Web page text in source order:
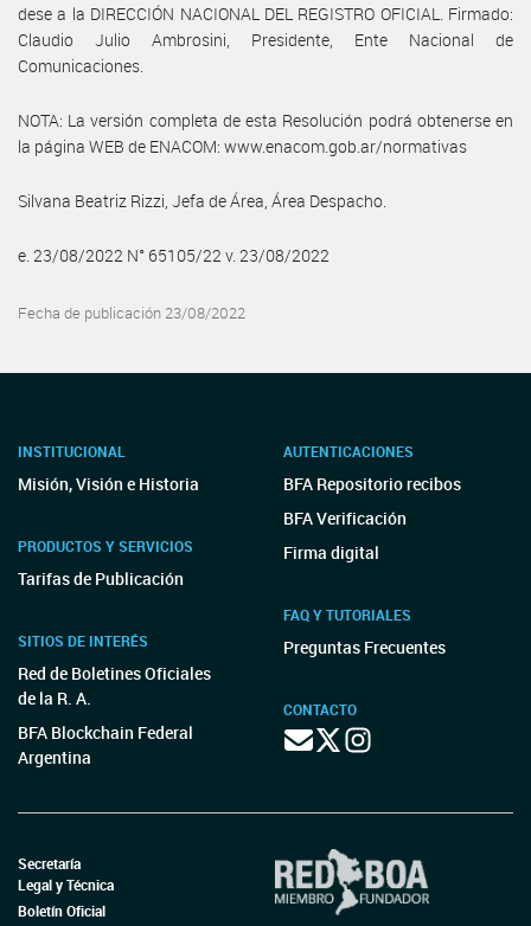
dese a la DIRECCIÓN NACIONAL DEL REGISTRO OFICIAL. Firmado:
Claudio Julio Ambrosini, Presidente, Ente Nacional de
Comunicaciones.
NOTA: La versión completa de esta Resolución podrá obtenerse en
la página WEB de ENACOM: www.enacom.gob.ar/normativas
Silvana Beatriz Rizzi, Jefa de Área, Área Despacho.
e. 23/08/2022 N° 65105/22 v. 23/08/2022
Fecha de publicación 23/08/2022
INSTITUCIONAL
Misión, Visión e Historia
PRODUCTOS Y SERVICIOS
Tarifas de Publicación
SITIOS DE INTERÉS
Red de Boletines Oficiales
de la R. A.
BFA Blockchain Federal
Argentina
AUTENTICACIONES
BFA Repositorio recibos
BFA Verificación
Firma digital
FAQ Y TUTORIALES
Preguntas Frecuentes
CONTACTO
Secretaría
Legal y Técnica
Boletín Oficial